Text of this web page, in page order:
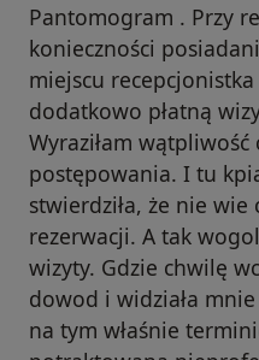
Pantomogram . Przy
konieczności
miejscu
dodatkowo płatną
Wyraziłam
postępowania. I tu
stwierdziła, że nie
rezerwacji. A tak
wizyty. Gdzie chwilę
dowod i widziała
na tym właśnie